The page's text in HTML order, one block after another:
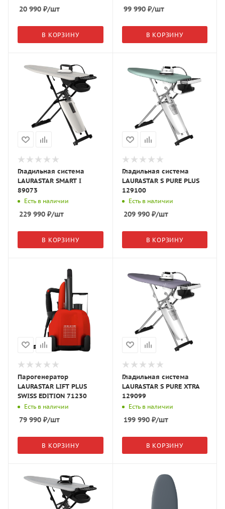
20 990 ₽/шт
В КОРЗИНУ
99 990₽/шт
В КОРЗИНУ
Гладильная система
LAURASTAR SMART I
89073
Есть в наличии
229 990 ₽/шт
В КОРЗИНУ
Гладильная система
LAURASTAR S PURE PLUS
129100
Есть в наличии
209 990₽/шт
В КОРЗИНУ
Парогенератор
LAURASTAR LIFT PLUS
SWISS EDITION 71230
Есть в наличии
79 990 ₽/шт
В КОРЗИНУ
Гладильная система
LAURASTAR S PURE XTRA
129099
Есть в наличии
199 990₽/шт
В КОРЗИНУ